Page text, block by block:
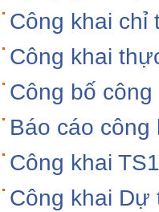
Công khai chỉ
Công khai
Công bố
Báo cáo công
Công khai
Công khai Dự